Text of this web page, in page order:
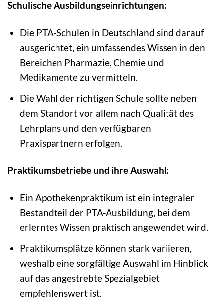
Schulische Ausbildungseinrichtungen:
Die PTA-Schulen in Deutschland sind darauf
ausgerichtet, ein umfassendes Wissen in den
Bereichen Pharmazie, Chemie und
Medikamente zu vermitteln.
Die Wahl der richtigen Schule sollte neben
dem Standort vor allem nach Qualität des
Lehrplans und den verfügbaren
Praxispartnern erfolgen.
Praktikumsbetriebe und ihre Auswahl:
Ein Apothekenpraktikum ist ein integraler
Bestandteil der PTA-Ausbildung, bei dem
erlerntes Wissen praktisch angewendet wird.
Praktikumsplätze können stark variieren,
weshalb eine sorgfältige Auswahl im Hinblick
auf das angestrebte Spezialgebiet
empfehlenswert ist.